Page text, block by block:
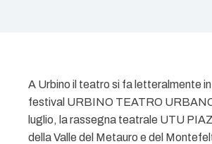
A Urbino il teatro si fa letteralmente
festival URBINO TEATRO
luglio, la rassegna teatrale UTU
della Valle del Metauro e del